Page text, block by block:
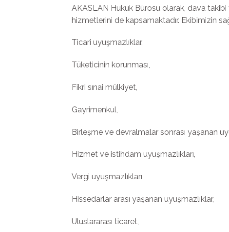
AKASLAN Hukuk Bürosu olarak, dava
hizmetlerini de kapsamaktadır. Ekibimizin
Ticari uyuşmazlıklar,
Tüketicinin korunması,
Fikri sınai mülkiyet,
Gayrimenkul,
Birleşme ve devralmalar sonrası yaşanan
Hizmet ve istihdam uyuşmazlıkları,
Vergi uyuşmazlıkları,
Hissedarlar arası yaşanan uyuşmazlıklar,
Uluslararası ticaret,